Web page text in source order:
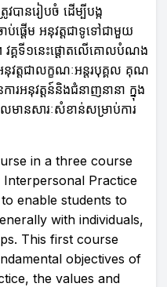
វបានរៀបចំ ដើម្បីបង្ក
ផ្ដើម អនុវត្ដជាទូទៅជាមួយ
វគ្គទី១នេះផ្ដោតលើគោលបំណង
នុវត្ដជាលក្ខណៈអន្ដរបុគ្គល គុណ
រអនុវត្ដន៍និងជំនាញនានា ក្នុង
មានសារៈសំខាន់សម្រាប់ការ
in a three course
Interpersonal Practice
enable students to
with individuals,
This first course
objectives of
the values and